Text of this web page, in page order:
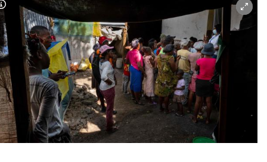
Untermenü
Untermenü
Untermenü
Untermenü
Untermenü
Copyright-Hinweis öffnen/schließen